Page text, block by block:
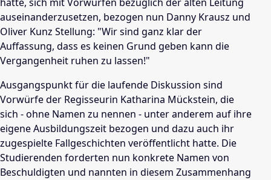
auseinanderzusetzen, bezogen nun Danny Krausz und
Oliver Kunz Stellung: "Wir sind ganz klar der
Auffassung, dass es keinen Grund geben kann die
Vergangenheit ruhen zu lassen!"
Ausgangspunkt für die laufende Diskussion sind
Vorwürfe der Regisseurin Katharina Mückstein, die
sich - ohne Namen zu nennen - unter anderem auf ihre
eigene Ausbildungszeit bezogen und dazu auch ihr
zugespielte Fallgeschichten veröffentlicht hatte. Die
Studierenden forderten nun konkrete Namen von
Beschuldigten und nannten in diesem Zusammenhang